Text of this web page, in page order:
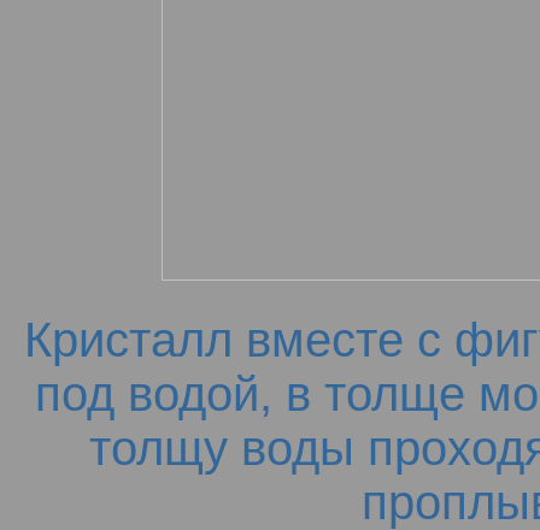
Кристалл вместе с
под водой, в толще
толщу воды